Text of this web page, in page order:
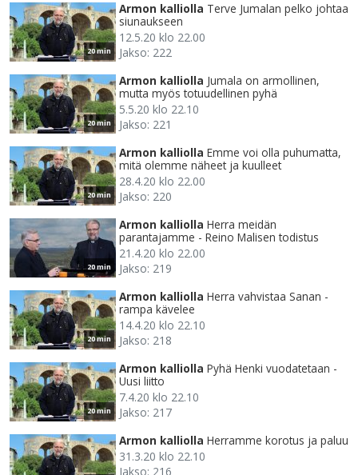
20 min
Armon kalliolla Terve Jumalan pelko johtaa
siunaukseen
12.5.20 klo 22.00
Jakso: 222
20 min
Armon kalliolla Jumala on armollinen,
mutta myös totuudellinen pyhä
5.5.20 klo 22.10
Jakso: 221
20 min
Armon kalliolla Emme voi olla puhumatta,
mitä olemme näheet ja kuulleet
28.4.20 klo 22.00
Jakso: 220
20 min
Armon kalliolla Herra meidän
parantajamme - Reino Malisen todistus
21.4.20 klo 22.00
Jakso: 219
20 min
Armon kalliolla Herra vahvistaa Sanan -
rampa kävelee
14.4.20 klo 22.10
Jakso: 218
20 min
Armon kalliolla Pyhä Henki vuodatetaan -
Uusi liitto
7.4.20 klo 22.10
Jakso: 217
Armon kalliolla Herramme korotus ja paluu
31.3.20 klo 22.10
Jakso: 216